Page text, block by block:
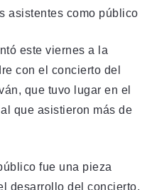
asistentes como público
este viernes a la
con el concierto del
que tuvo lugar en el
que asistieron más de
fue una pieza
desarrollo del concierto,